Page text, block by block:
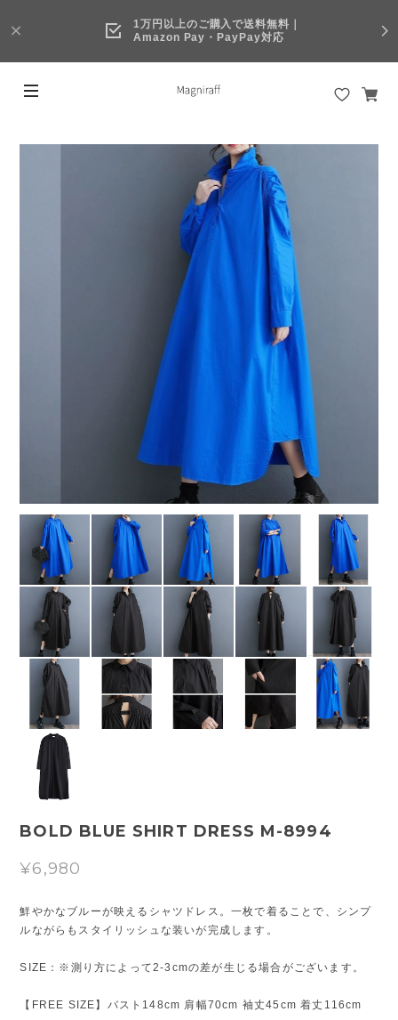
1万円以上のご購入で送料無料｜
Amazon Pay・PayPay対応
BOLD BLUE SHIRT DRESS M-8994
¥6,980
鮮やかなブルーが映えるシャツドレス。一枚で着ることで、シンプ
ルながらもスタイリッシュな装いが完成します。
SIZE：※測り方によって2-3cmの差が生じる場合がございます。
【FREE SIZE】バスト148cm 肩幅70cm 袖丈45cm 着丈116cm